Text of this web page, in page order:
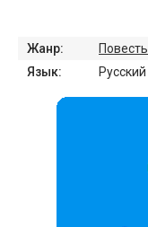
Жанр: Повесть
Язык:
Русский